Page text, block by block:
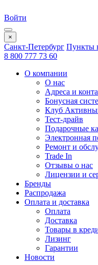
Войти
×
Санкт-Петербург Пункты
8 800 777 73 60
О компании
О нас
Адреса и
Бонусная
Клуб
Тест-драйв
Подарочные
Электронная
Ремонт и
Trade In
Отзывы о нас
Лицензии и
Бренды
Распродажа
Оплата и доставка
Оплата
Доставка
Товары в
Лизинг
Гарантии
Новости